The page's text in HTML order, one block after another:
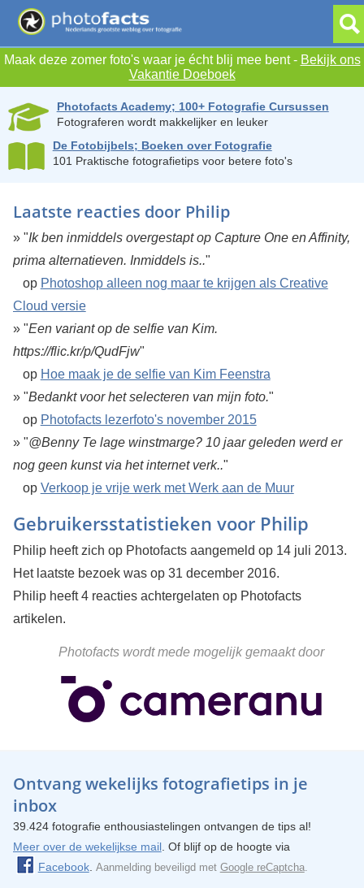
Maak deze zomer foto's waar je écht blij mee bent - Bekijk ons
Vakantie Doeboek
Photofacts Academy; 100+ Fotografie Cursussen
Fotograferen wordt makkelijker en leuker
De Fotobijbels; Boeken over Fotografie
101 Praktische fotografietips voor betere foto's
Laatste reacties door Philip
» "Ik ben inmiddels overgestapt op Capture One en Affinity,
prima alternatieven. Inmiddels is.."
op Photoshop alleen nog maar te krijgen als Creative
Cloud versie
» "Een variant op de selfie van Kim.
https://flic.kr/p/QudFjw"
op Hoe maak je de selfie van Kim Feenstra
» "Bedankt voor het selecteren van mijn foto."
op Photofacts lezerfoto's november 2015
» "@Benny Te lage winstmarge? 10 jaar geleden werd er
nog geen kunst via het internet verk.."
op Verkoop je vrije werk met Werk aan de Muur
Gebruikersstatistieken voor Philip
Philip heeft zich op Photofacts aangemeld op 14 juli 2013.
Het laatste bezoek was op 31 december 2016.
Philip heeft 4 reacties achtergelaten op Photofacts
artikelen.
Photofacts wordt mede mogelijk gemaakt door
Ontvang wekelijks fotografietips in je
inbox
39.424 fotografie enthousiastelingen ontvangen de tips al!
Meer over de wekelijkse mail. Of blijf op de hoogte via
Facebook. Aanmelding beveiligd met Google reCaptcha.